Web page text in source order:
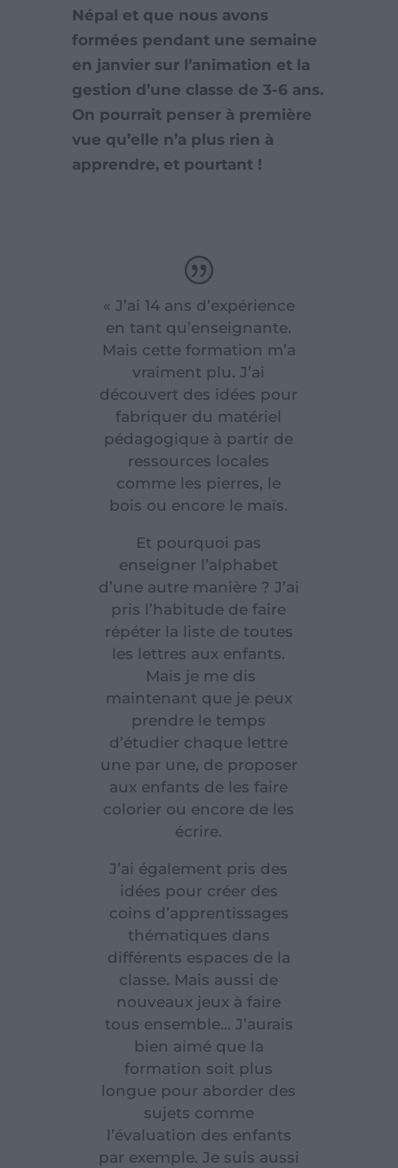
Népal et que nous avons
formées pendant une semaine
en janvier sur l’animation et la
gestion d’une classe de 3-6 ans.
On pourrait penser à première
vue qu’elle n’a plus rien à
apprendre, et pourtant !
« J’ai 14 ans d’expérience
en tant qu’enseignante.
Mais cette formation m’a
vraiment plu. J’ai
découvert des idées pour
fabriquer du matériel
pédagogique à partir de
ressources locales
comme les pierres, le
bois ou encore le maïs.
Et pourquoi pas
enseigner l’alphabet
d’une autre manière ? J’ai
pris l’habitude de faire
répéter la liste de toutes
les lettres aux enfants.
Mais je me dis
maintenant que je peux
prendre le temps
d’étudier chaque lettre
une par une, de proposer
aux enfants de les faire
colorier ou encore de les
écrire.
J’ai également pris des
idées pour créer des
coins d’apprentissages
thématiques dans
différents espaces de la
classe. Mais aussi de
nouveaux jeux à faire
tous ensemble… J’aurais
bien aimé que la
formation soit plus
longue pour aborder des
sujets comme
l’évaluation des enfants
par exemple. Je suis aussi